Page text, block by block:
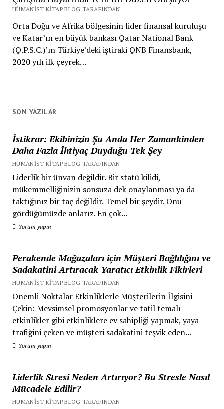
SON YAZILAR
İstikrar: Ekibinizin Şu Anda Her Zamankinden
Daha Fazla İhtiyaç Duyduğu Tek Şey
HÜMANIST KITAP BLOG TARAFINDAN
Liderlik bir ünvan değildir. Bir statü kilidi,
mükemmelliğinizin sonsuza dek onaylanması ya da
taktığınız bir taç değildir. Temel bir şeydir. Onu
gördüğümüzde anlarız. En çok...
Yorum yapın
Perakende Mağazaları için Müşteri Bağlılığını ve
Sadakatini Artıracak Yaratıcı Etkinlik Fikirleri
HÜMANIST KITAP BLOG TARAFINDAN
Önemli Noktalar Etkinliklerle Müşterilerin İlgisini
Çekin: Mevsimsel promosyonlar ve tatil temalı
etkinlikler gibi etkinliklere ev sahipliği yapmak, yaya
trafiğini çeken ve müşteri sadakatini teşvik eden...
Yorum yapın
Liderlik Stresi Neden Artırıyor? Bu Stresle Nasıl
Mücadele Edilir?
HÜMANIST KITAP BLOG TARAFINDAN
HÜMANIST KITAP BLOG TARAFINDAN
Orta Doğu ve Afrika bölgesinin lider finansal kuruluşu
ve Katar’ın en büyük bankası Qatar National Bank
(Q.P.S.C.)’ın Türkiye’deki iştiraki QNB Finansbank,
2020 yılı ilk çeyrek…